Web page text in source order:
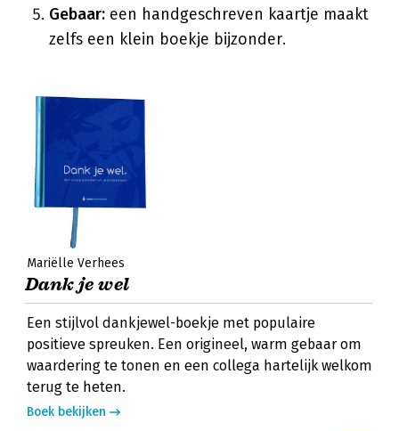
Gebaar: een handgeschreven kaartje maakt
zelfs een klein boekje bijzonder.
Mariëlle Verhees
Dank je wel
Een stijlvol dankjewel-boekje met populaire
positieve spreuken. Een origineel, warm gebaar om
waardering te tonen en een collega hartelijk welkom
terug te heten.
Boek bekijken